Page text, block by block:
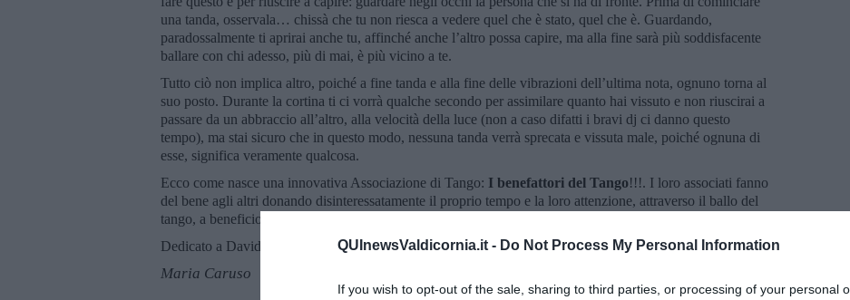
QUInewsValdicornia.it - Do Not Process My Personal Information
If you wish to opt-out of the sale, sharing to third parties, or processing of your personal
una tanda, osservala… chissà che tu non riesca a vedere quel che è stato, quel che è. Guardando,
paradossalmente ti aprirai anche tu, affinché anche l’altro possa capire, ma alla fine sarà più soddisfacente
ballare con chi adesso, più di mai, è più vicino a te.
Tutto ciò non implica altro, poiché a fine tanda e alla fine delle vibrazioni dell’ultima nota, ognuno torna al
suo posto. Durante la cortina ti ci vorrà qualche secondo per assimilare quanto hai vissuto e non riuscirai a
passare da un abbraccio all’altro, alla velocità della luce (non a caso difatti i bravi dj ci danno questo
tempo), ma stai sicuro che in questo modo, nessuna tanda verrà sprecata e vissuta male, poiché ognuna di
esse, significa veramente qualcosa.
Ecco come nasce una innovativa Associazione di Tango: I benefattori del Tango!!!. I loro associati fanno
del bene agli altri donando disinteressatamente il proprio tempo e la loro attenzione, attraverso il ballo del
tango, a beneficio di tutta l’umanità tanguera.
Dedicato a David Rossi e a Emanuela Moscato. Un abbraccio a loro e a voi.
Maria Caruso